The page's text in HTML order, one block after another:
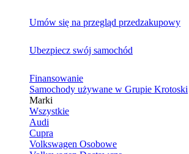
Umów się na przegląd przedzakupowy
Ubezpiecz swój samochód
Finansowanie
Samochody używane w Grupie Krotoski
Marki
Wszystkie
Audi
Cupra
Volkswagen Osobowe